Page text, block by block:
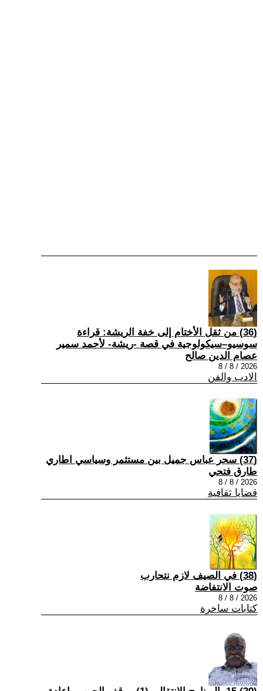
(36) من ثقل الأختام إلى خفة الريشة: قراءة
سوسيو–سيكولوجية في قصة -ريشة- لأحمد سمير
عصام الدين صالح
2026 / 8 / 8
الادب والفن
(37) سحر عباس جميل بين مستثمر وسياسي اطاري
طارق فتحي
2026 / 8 / 8
قضايا ثقافية
(38) في الصيف لازم نتحارب
صوت الانتفاضة
2026 / 8 / 8
كتابات ساخرة